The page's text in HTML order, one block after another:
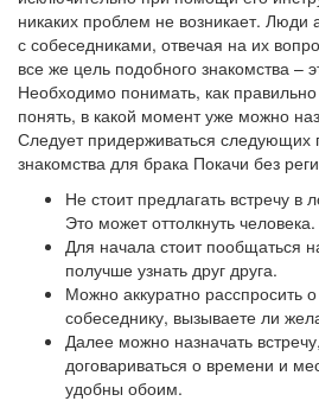
никаких проблем не возникает. Люди
с собеседниками, отвечая на их
все же цель подобного знакомства –
Необходимо понимать, как
понять, в какой момент уже можно
Следует придерживаться следующих
знакомства для брака Покачи без
Не стоит предлагать встречу
Это может оттолкнуть человека.
Для начала стоит пообщаться
получше узнать друг друга.
Можно аккуратно расспросить
собеседнику, вызываете ли
Далее можно назначать
договариваться о времени и
удобны обоим.